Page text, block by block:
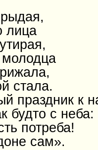
лица
стала.
праздник к
будто с неба:
потреба!
сам».